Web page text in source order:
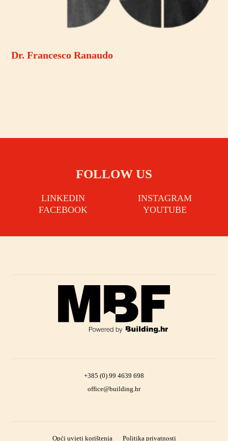
Dr. Francesco Ranaudo
FOLLOW US
LINKEDIN
INSTAGRAM
FACEBOOK
YOUTUBE
+385 (0) 99 4639 698
office@building.hr
Opći uvjeti korištenja Politika privatnosti